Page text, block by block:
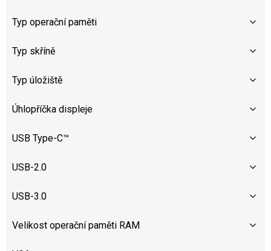
Typ operační paměti
Typ skříně
Typ úložiště
Úhlopříčka displeje
USB Type-C™
USB-2.0
USB-3.0
Velikost operační paměti RAM